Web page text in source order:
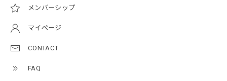
メンバーシップ
マイページ
CONTACT
FAQ